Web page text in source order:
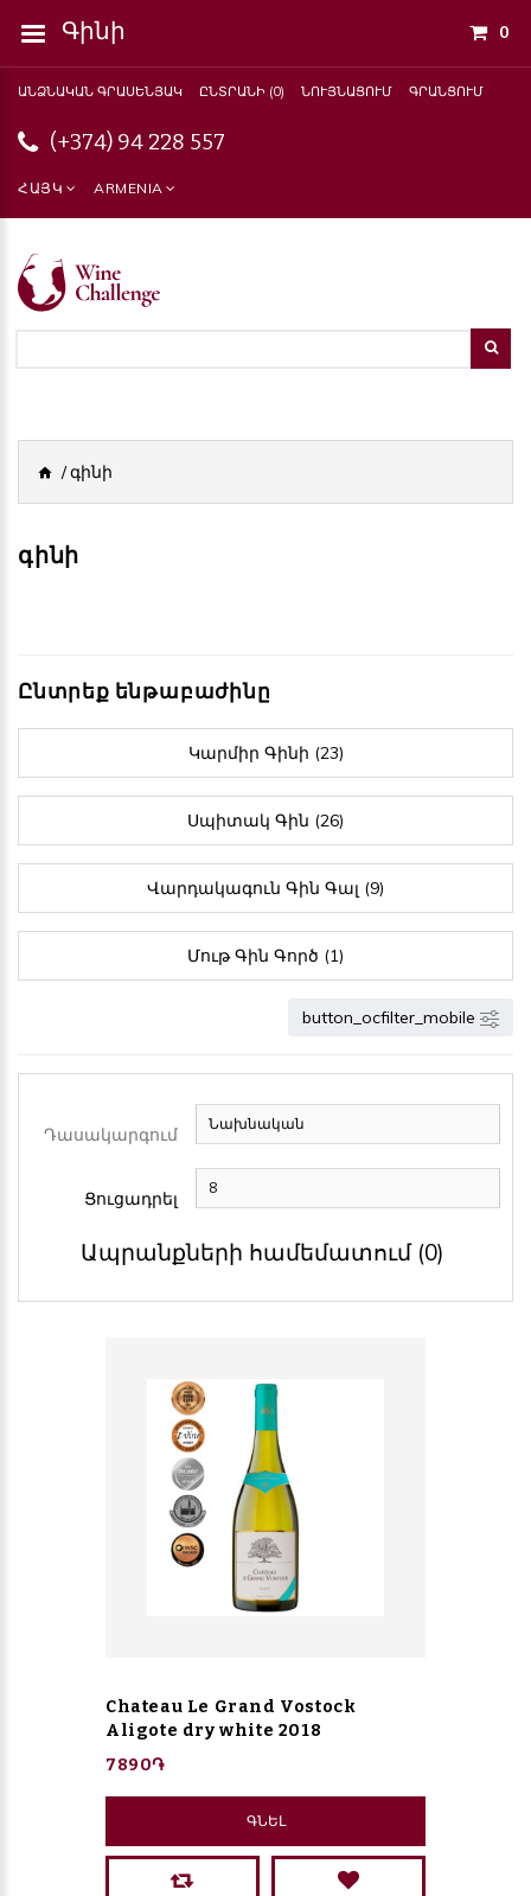
ԱՆՁՆԱԿԱՆ ԳՐԱՍԵՆՅԱԿ ԸՆՏՐԱՆԻ (0) ՆՈՒՅՆԱՑՈՒՄ ԳՐԱՆՑՈՒՄ
(+374) 94 228 557
0
ՀԱՅԿ ARMENIA
գինի
գինի
Ընտրեք ենթաբաժինը
Կարմիր Գինի (23)
Սպիտակ Գին (26)
Վարդակագուն Գին Գալ (9)
Մութ Գին Գործ (1)
button_ocfilter_mobile
Դասակարգում
Ցուցադրել
Ապրանքների համեմատում (0)
Chateau Le Grand Vostock
Aligote dry white 2018
7890֏
ԳՆԵԼ
Գինի